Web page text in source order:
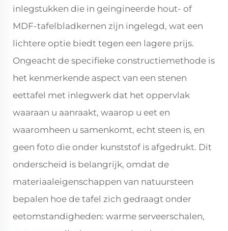
inlegstukken die in geïngineerde hout- of
MDF-tafelbladkernen zijn ingelegd, wat een
lichtere optie biedt tegen een lagere prijs.
Ongeacht de specifieke constructiemethode is
het kenmerkende aspect van een stenen
eettafel met inlegwerk dat het oppervlak
waaraan u aanraakt, waarop u eet en
waaromheen u samenkomt, echt steen is, en
geen foto die onder kunststof is afgedrukt. Dit
onderscheid is belangrijk, omdat de
materiaaleigenschappen van natuursteen
bepalen hoe de tafel zich gedraagt onder
eetomstandigheden: warme serveerschalen,